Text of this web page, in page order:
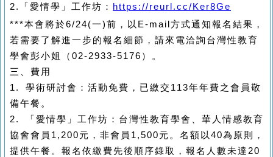
2.
「愛情學」工作坊：
https://reurl.cc/Ker8Ge
***本會將於6/24(一)前，以 E-mail 方式通知報名結果，
若需要了解進一步的報名細節，請來電洽詢台灣性教育
學會彭小姐（ 02-2933-5176 ）。
三、費用
1. 學術研討會：活動免費 ，已繳交113年年費之會員敬
備午餐 。
2.
「愛情學」工作坊： 台灣性教育學會
、華人情感教育
協會會員 1,200元，非會員 1,500元。名額以 40為原則，
提供午餐。報名 依繳費先後順序錄取，報名人數未達 20